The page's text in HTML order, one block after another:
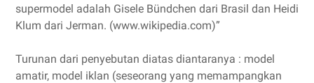
supermodel adalah Gisele Bündchen dari Brasil dan Heidi
Klum dari Jerman. (www.wikipedia.com)”
Turunan dari penyebutan diatas diantaranya : model
amatir, model iklan (seseorang yang memampangkan